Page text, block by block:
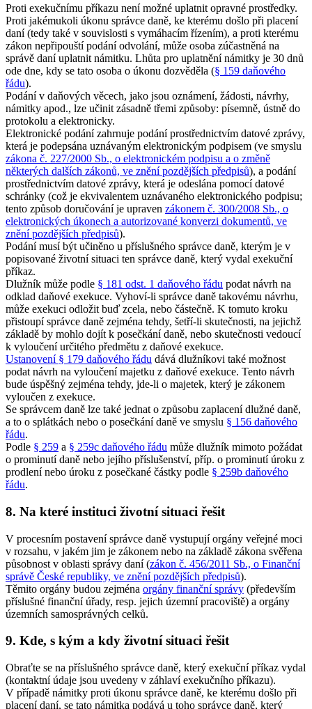
Proti exekučnímu příkazu není možné uplatnit opravné prostředky.
Proti jakémukoli úkonu správce daně, ke kterému došlo při placení
daní (tedy také v souvislosti s vymáhacím řízením), a proti kterému
zákon nepřipouští podání odvolání, může osoba zúčastněná na
správě daní uplatnit námitku. Lhůta pro uplatnění námitky je 30 dnů
ode dne, kdy se tato osoba o úkonu dozvěděla (§ 159 daňového
řádu).
Podání v daňových věcech, jako jsou oznámení, žádosti, návrhy,
námitky apod., lze učinit zásadně třemi způsoby: písemně, ústně do
protokolu a elektronicky.
Elektronické podání zahrnuje podání prostřednictvím datové zprávy,
která je podepsána uznávaným elektronickým podpisem (ve smyslu
zákona č. 227/2000 Sb., o elektronickém podpisu a o změně
některých dalších zákonů, ve znění pozdějších předpisů), a podání
prostřednictvím datové zprávy, která je odeslána pomocí datové
schránky (což je ekvivalentem uznávaného elektronického podpisu;
tento způsob doručování je upraven zákonem č. 300/2008 Sb., o
elektronických úkonech a autorizované konverzi dokumentů, ve
znění pozdějších předpisů).
Podání musí být učiněno u příslušného správce daně, kterým je v
popisované životní situaci ten správce daně, který vydal exekuční
příkaz.
Dlužník může podle § 181 odst. 1 daňového řádu podat návrh na
odklad daňové exekuce. Vyhoví-li správce daně takovému návrhu,
může exekuci odložit buď zcela, nebo částečně. K tomuto kroku
přistoupí správce daně zejména tehdy, šetří-li skutečnosti, na jejichž
základě by mohlo dojít k posečkání daně, nebo skutečnosti vedoucí
k vyloučení určitého předmětu z daňové exekuce.
Ustanovení § 179 daňového řádu dává dlužníkovi také možnost
podat návrh na vyloučení majetku z daňové exekuce. Tento návrh
bude úspěšný zejména tehdy, jde-li o majetek, který je zákonem
vyloučen z exekuce.
Se správcem daně lze také jednat o způsobu zaplacení dlužné daně,
a to o splátkách nebo o posečkání daně ve smyslu § 156 daňového
řádu.
Podle § 259 a § 259c daňového řádu může dlužník mimoto požádat
o prominutí daně nebo jejího příslušenství, příp. o prominutí úroku z
prodlení nebo úroku z posečkané částky podle § 259b daňového
řádu.
8. Na které instituci životní situaci řešit
V procesním postavení správce daně vystupují orgány veřejné moci
v rozsahu, v jakém jim je zákonem nebo na základě zákona svěřena
působnost v oblasti správy daní (zákon č. 456/2011 Sb., o Finanční
správě České republiky, ve znění pozdějších předpisů).
Těmito orgány budou zejména orgány finanční správy (především
příslušné finanční úřady, resp. jejich územní pracoviště) a orgány
územních samosprávných celků.
9. Kde, s kým a kdy životní situaci řešit
Obraťte se na příslušného správce daně, který exekuční příkaz vydal
(kontaktní údaje jsou uvedeny v záhlaví exekučního příkazu).
V případě námitky proti úkonu správce daně, ke kterému došlo při
placení daní, se tato námitka podává u toho správce daně, který